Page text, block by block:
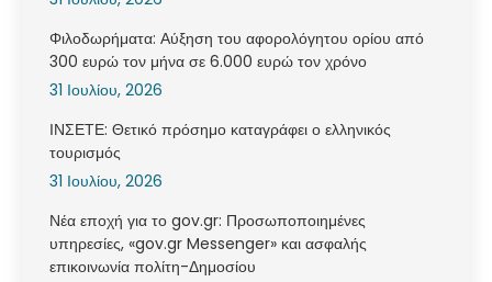
Φιλοδωρήματα: Αύξηση του αφορολόγητου ορίου από
300 ευρώ τον μήνα σε 6.000 ευρώ τον χρόνο
31 Ιουλίου, 2026
ΙΝΣΕΤΕ: Θετικό πρόσημο καταγράφει ο ελληνικός
τουρισμός
31 Ιουλίου, 2026
Νέα εποχή για το gov.gr: Προσωποποιημένες
υπηρεσίες, «gov.gr Messenger» και ασφαλής
επικοινωνία πολίτη-Δημοσίου